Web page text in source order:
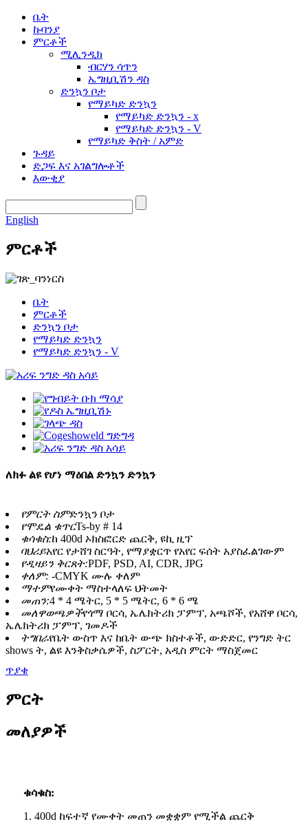
ቤት
ኩባንያ
ምርቶች
ሚሊንዲክ
ብርሃን ሳጥን
ኤግዚቢሽን ዳስ
ድንኳን ቦታ
የማይካድ ድንኳን
የማይካድ ድንኳን - x
የማይካድ ድንኳን - V
የማይካድ ቅስት / አምድ
ጉዳይ
ድጋፍ እና አገልግሎቶች
እውቂያ
English
ምርቶች
ቤት
ምርቶች
ድንኳን ቦታ
የማይካድ ድንኳን
የማይካድ ድንኳን - V
ለክፉ ልዩ የሆነ ማዕበል ድንኳን ድንኳን
የምርት ስምድንኳን ቦታ
የሞዴል ቁጥርTs-by # 14
ቁሳቁስ:ከ 400d ኦክስፎርድ ጨርቅ, ዩኪ ዚፕ
ባህሪይአየር የታሸገ ስርዓት, የማያቋርጥ የአየር ፍሰት አያስፈልገውም
የዲዛይን ቅርጸት:PDF, PSD, AI, CDR, JPG
ቀለም: -CMYK ሙሉ ቀለም
ማተምየሙቀት ማስተላለፍ ህትመት
መጠን:4 * 4 ሜትር, 5 * 5 ሜትር, 6 * 6 ሜ
መለዋወጫዎችየጎማ ቦርሳ, ኤሌክትሪክ ፓምፕ, አጫሾች, የአሸዋ ቦርሳ,
ኤሌክትሪክ ፓምፕ, ገመዶች
ትግበራየቤት ውስጥ እና ከቤት ውጭ ክስተቶች, ውድድር, የንግድ ትር
shows ት, ልዩ እንቅስቃሴዎች, ስፖርት, አዲስ ምርት ማስጀመር
ጥያቄ
ምርት
መለያዎች
ቁሳቁስ:
1. 400d ከፍተኛ የሙቀት መጠን መቋቋም የሚችል ጨርቅ